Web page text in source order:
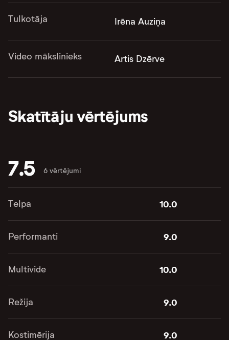
Tulkotāja Irēna Auziņa
Video mākslinieks Artis Dzērve
Skatītāju vērtējums
7.5 6 vērtējumi
Telpa 10.0
Performanti 9.0
Multivide 10.0
Režija 9.0
Kostimērija 9.0